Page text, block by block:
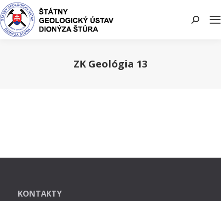
Search:
ZK Geológia 13
KONTAKTY